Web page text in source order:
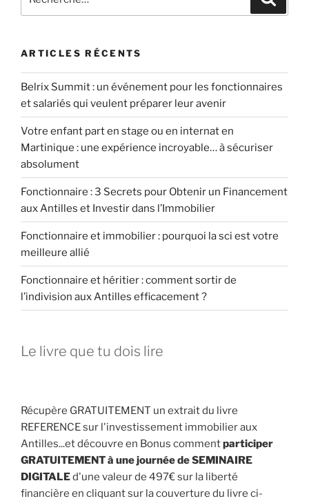
éviter »
pour
ARTICLES RÉCENTS
Belrix Summit : un événement pour les fonctionnaires
et salariés qui veulent préparer leur avenir
Votre enfant part en stage ou en internat en
Martinique : une expérience incroyable… à sécuriser
absolument
Fonctionnaire : 3 Secrets pour Obtenir un Financement
aux Antilles et Investir dans l’Immobilier
Fonctionnaire et immobilier : pourquoi la sci est votre
meilleure allié
Fonctionnaire et héritier : comment sortir de
l’indivision aux Antilles efficacement ?
Le livre que tu dois lire
Récupère GRATUITEMENT un extrait du livre
REFERENCE sur l'investissement immobilier aux
Antilles...et découvre en Bonus commentparticiper
GRATUITEMENT à une journée de SEMINAIRE
DIGITALEd'une valeur de 497€ sur la liberté
financière en cliquant sur la couverture du livre ci-